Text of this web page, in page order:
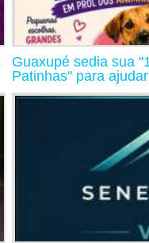
Guaxupé sedia sua
Patinhas" para